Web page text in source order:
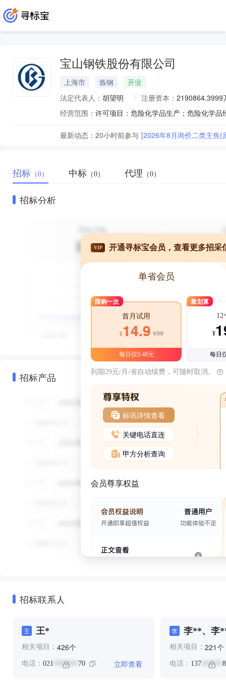
宝山钢铁股份有限公司
上海市 炼钢
开业
法定代表人： 胡望明 注册资本： 2190864.3999
经营范围：
最新动态： 20小时前参与 [2026年8月询价二类主焦
招标 （0） 中标 （0） 代理 （0）
招标分析
招标产品
VIP 开通寻标宝会员，查看更多招采
单省会员
限购一次
首月试用
¥14.9 ¥39
每日仅0.48元
最划算
12
¥
每日
到期29元/月/省自动续费，可随时取消。
标讯详情查看
关键电话直连
甲方分析查询
会员尊享权益
招标联系人
王 王*
相关项目： 426个
电话： 021 ******* 70 立即查看
李 李**、李
相关项目： 221个
电话： 137 ******